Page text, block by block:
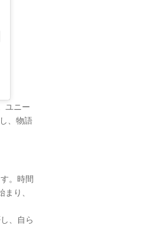
ユニー
、物語
。時間
り、
、自ら